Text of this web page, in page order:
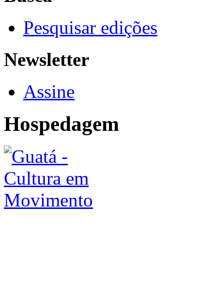
Pesquisar edições
Newsletter
Assine
Hospedagem